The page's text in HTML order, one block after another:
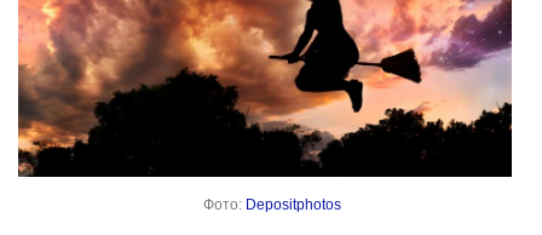
Фото: Depositphotos